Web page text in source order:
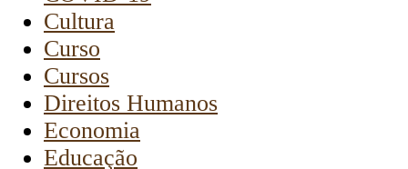
Cultura
Curso
Cursos
Direitos Humanos
Economia
Educação